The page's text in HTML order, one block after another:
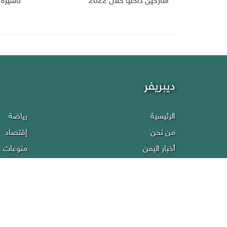
ديبريفر
الرئيسية
من نحن
أخبار اليمن
رياضة
إقتصاد
منوعات